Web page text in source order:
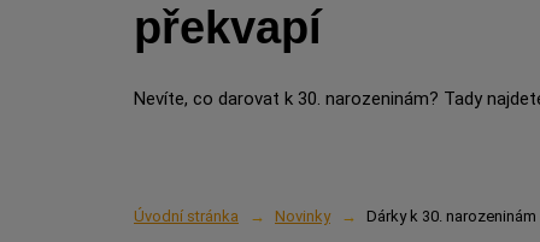
překvapí
Nevíte, co darovat k 30. narozeninám? Tady
Úvodní stránka Novinky Dárky k 30.